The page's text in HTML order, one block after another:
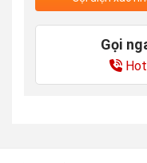
Gọi